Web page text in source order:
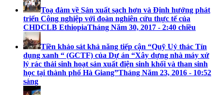
Toạ đàm về Sản xuất sạch hơn và Định hướng phát
triển Công nghiệp với đoàn nghiên cứu thực tế của
CHDCLB EthiopiaTháng Năm 30, 2017 - 2:40 chiều
Tiền khảo sát khả năng tiếp cận “Quỹ Uỷ thác Tín
dụng xanh “ (GCTF) của Dự án “Xây dựng nhà máy xử
lý rác thải sinh hoạt sản xuất điện sinh khối và than sinh
học tại thành phố Hà Giang”Tháng Năm 23, 2016 - 10:52
sáng